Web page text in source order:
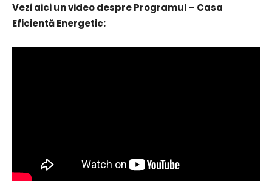
Vezi aici un video despre Programul – Casa
Eficientă Energetic: